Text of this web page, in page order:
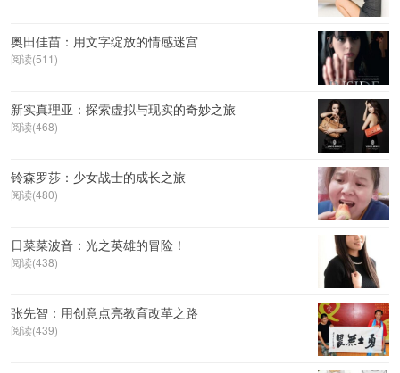
奥田佳苗：用文字绽放的情感迷宫
阅读(511)
新实真理亚：探索虚拟与现实的奇妙之旅
阅读(468)
铃森罗莎：少女战士的成长之旅
阅读(480)
日菜菜波音：光之英雄的冒险！
阅读(438)
张先智：用创意点亮教育改革之路
阅读(439)